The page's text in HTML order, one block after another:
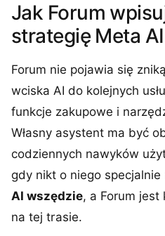
Jak Forum
strategię Meta AI
Forum nie pojawia się
wciska AI do kolejnych
funkcje zakupowe i
Własny asystent ma być
codziennych nawyków
gdy nikt o niego specjalnie
AI wszędzie, a Forum jest
na tej trasie.